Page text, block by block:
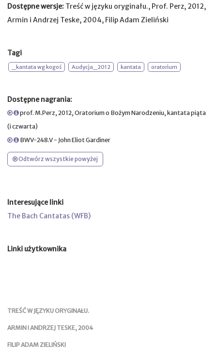
Dostępne wersje: Treść w języku oryginału., Prof. Perz, 2012,
Armin i Andrzej Teske, 2004, Filip Adam Zieliński
Tagi
_kantata wg kogoś Audycja_2012 kantata oratorium
Dostępne nagrania:
prof. M.Perz, 2012, Oratorium o Bożym Narodzeniu, kantata piąta
(i czwarta)
BWV-248.V - John Eliot Gardiner
Odtwórz wszystkie powyżej
Interesujące linki
The Bach Cantatas (WFB)
Linki użytkownika
TREŚĆ W JĘZYKU ORYGINAŁU.
ARMIN I ANDRZEJ TESKE, 2004
FILIP ADAM ZIELIŃSKI